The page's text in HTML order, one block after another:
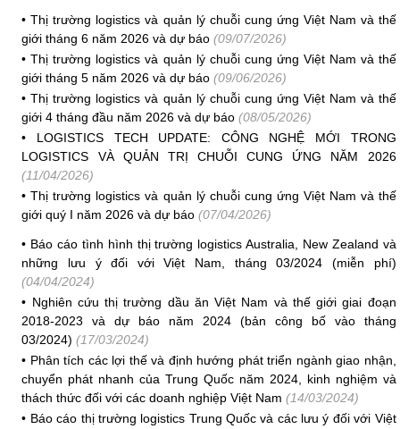
•Thị trường logistics và quản lý chuỗi cung ứng Việt Nam và thế
giới tháng 6 năm 2026 và dự báo (09/07/2026)
•Thị trường logistics và quản lý chuỗi cung ứng Việt Nam và thế
giới tháng 5 năm 2026 và dự báo (09/06/2026)
•Thị trường logistics và quản lý chuỗi cung ứng Việt Nam và thế
giới 4 tháng đầu năm 2026 và dự báo (08/05/2026)
• LOGISTICS TECH UPDATE: CÔNG NGHỆ MỚI TRONG
LOGISTICS VÀ QUẢN TRỊ CHUỖI CUNG ỨNG NĂM 2026
(11/04/2026)
•Thị trường logistics và quản lý chuỗi cung ứng Việt Nam và thế
giới quý I năm 2026 và dự báo (07/04/2026)
• Báo cáo tình hình thị trường logistics Australia, New Zealand và
những lưu ý đối với Việt Nam, tháng 03/2024 (miễn phí)
(04/04/2024)
• Nghiên cứu thị trường dầu ăn Việt Nam và thế giới giai đoạn
2018-2023 và dự báo năm 2024 (bản công bố vào tháng
03/2024) (17/03/2024)
• Phân tích các lợi thế và định hướng phát triển ngành giao nhận,
chuyển phát nhanh của Trung Quốc năm 2024, kinh nghiệm và
thách thức đối với các doanh nghiệp Việt Nam (14/03/2024)
• Báo cáo thị trường logistics Trung Quốc và các lưu ý đối với Việt